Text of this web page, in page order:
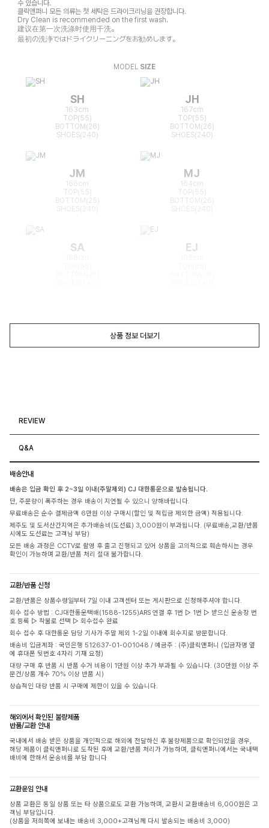
수 있습니다.
클릭앤퍼니 모든 의류는 첫 세탁은 드라이크리닝을 권장합니다.
Dry Clean is recommended on the first wash.
建议在第一次洗涤时使用干洗。
最初の洗浄ではドライクリーニングをお勧めします。
MODEL SIZE
SH
163cm
TOP(55)
BOTTOM(26)
SHOES(240)
JH
167cm
TOP(55)
BOTTOM(26)
SHOES(240)
JM
166cm
TOP(55)
BOTTOM(25)
MJ
164cm
TOP(55)
BOTTOM(26)
SA EJ
상품 정보 더보기
REVIEW
Q&A
배송안내
배송은 입금 확인 후 2~3일 이내(주말제외) CJ 대한통운으로 발송됩니다.
단, 주문량이 폭주하는 경우 배송이 지연될 수 있으니 양해바랍니다.
무료배송은 순수 결제금액 6만원 이상 구매시(할인 및 적립금 제외한 금액) 적용됩니다.
제주도 및 도서산간지역은 추가배송비(도선료) 3,000원이 부과됩니다. (무료배송,교환/반품
시에도 도선료는 고객님 부담)
모든 배송 과정은 CCTV로 촬영 후 출고 진행되고 있어 상품을 고의적으로 훼손하시는 경우
확인이 가능하며 교환/반품 처리 절대 불가합니다.
교환/반품 신청
교환/반품은 상품수령일부터 7일 이내 고객센터 또는 게시판으로 신청해주셔야 합니다.
회수 접수 방법 : CJ대한통운택배(1588-1255)ARS 연결 후 1번 ▷ 1번 ▷ 받으신 운송장 번
호 등록 ▷ 착불로 선택 ▷ 회수접수 완료
회수 접수 후 대한통운 담당 기사가 주말 제외 1-2일 이내에 회수지로 방문합니다.
배송비 입금계좌 : 국민은행 512637-01-001048 / 예금주 : (주)클릭앤퍼니 (입금자명 옆
에 휴대폰 뒷번호 4자리 기재 요청)
대량 구매 후 반품 시 반품 수거 비용이 1만원 이상 추가 부과될 수 있습니다. (30만원 이상 주
문건/상품 개수 70% 이상 반품 시)
상습적인 대량 반품 시 구매에 제한이 있을 수 있습니다.
해외에서 확인된 불량제품
반품/교환 안내
국내에서 배송 받은 상품을 개인적으로 해외에 전달하신 후 불량제품으로 확인되었을 경우,
해당 제품이 클릭앤퍼니로 도착된 후에 교환/반품 처리가 가능하며, 클릭앤퍼니에서는 국내택
배비에 한해서 운송비를 부담 합니다
교환운임 안내
상품 교환은 동일 상품 또는 타 상품으로도 교환 가능하며, 교환시 교환배송비 6,000원은 고
객님 부담입니다.
(상품을 저희쪽에 보내는 배송비 3,000+고객님께 다시 발송되는 배송비 3,000)